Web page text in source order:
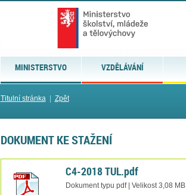
MINISTERSTVO VZDĚLÁVÁNÍ
Titulní stránka| Zpět
DOKUMENT KE STAŽENÍ
C4-2018 TUL.pdf
Dokument typu pdf | Velikost 3,08 MB